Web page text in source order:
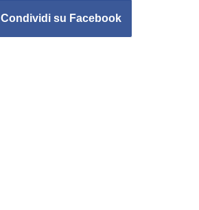
Condividi su Facebook